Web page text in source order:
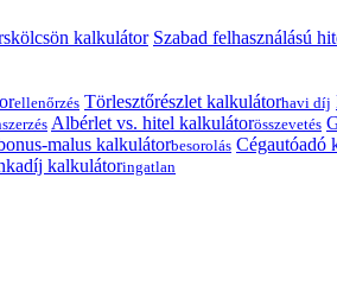
kalkulátor Szabad felhasználású
ellenőrzés Törlesztőrészlet kalkulátorhavi díj
Albérlet vs. hitel kalkulátorösszevetés
malus kalkulátorbesorolás Cégautóadó
kalkulátoringatlan